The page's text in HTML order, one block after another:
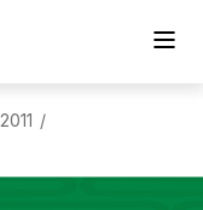
2011 /